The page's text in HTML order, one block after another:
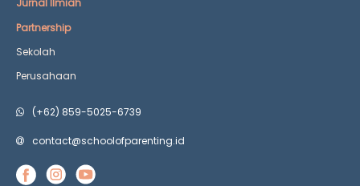
Jurnal Ilmiah
Partnership
Sekolah
Perusahaan
(+62) 859-5025-6739
contact@schoolofparenting.id